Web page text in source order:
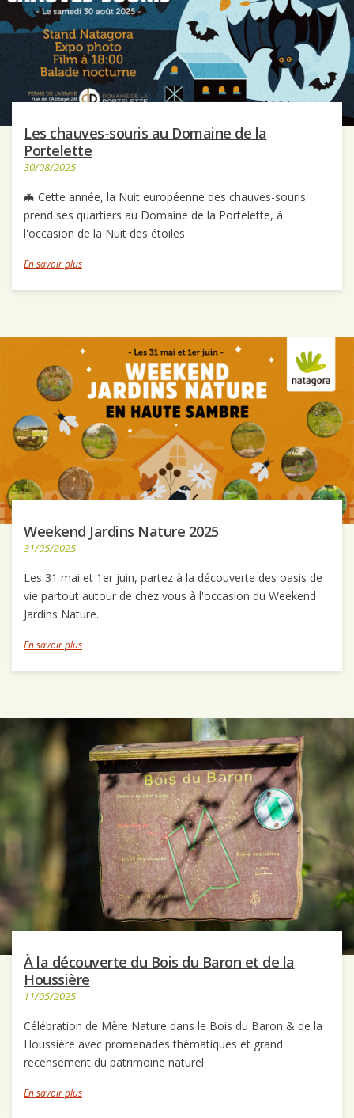
Les chauves-souris au Domaine de la
Portelette
30/08/2025
🦇 Cette année, la Nuit européenne des chauves-souris
prend ses quartiers au Domaine de la Portelette, à
l'occasion de la Nuit des étoiles.
En savoir plus
Weekend Jardins Nature 2025
31/05/2025
Les 31 mai et 1er juin, partez à la découverte des oasis de
vie partout autour de chez vous à l'occasion du Weekend
Jardins Nature.
En savoir plus
À la découverte du Bois du Baron et de la
Houssière
11/05/2025
Célébration de Mère Nature dans le Bois du Baron & de la
Houssière avec promenades thématiques et grand
recensement du patrimoine naturel
En savoir plus